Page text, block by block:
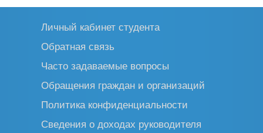
Личный кабинет студента
Обратная связь
Часто задаваемые вопросы
Обращения граждан и организаций
Политика конфиденциальности
Сведения о доходах руководителя